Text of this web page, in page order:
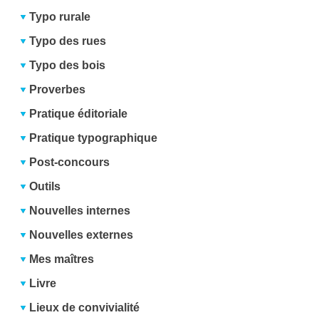
Typo rurale
Typo des rues
Typo des bois
Proverbes
Pratique éditoriale
Pratique typographique
Post-concours
Outils
Nouvelles internes
Nouvelles externes
Mes maîtres
Livre
Lieux de convivialité